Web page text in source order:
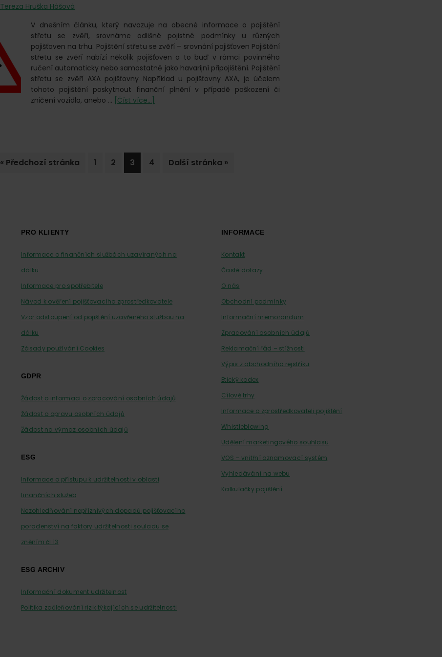
Tereza Hruška Hášová
V dnešním článku, který navazuje na obecné informace o pojištění
střetu se zvěří, srovnáme odlišné pojistné podmínky u různých
pojišťoven na trhu. Pojištění střetu se zvěří – srovnání pojišťoven Pojištění
střetu se zvěří nabízí několik pojišťoven a to buď v rámci povinného
ručení automaticky nebo samostatně jako havarijní připojištění. Pojištění
střetu se zvěří AXA pojišťovny Například u pojišťovny AXA, je účelem
tohoto pojištění poskytnout finanční plnění v případě poškození či
zničení vozidla, anebo … [Číst více...]
pojišťoven
« Jdi
Předchozí stránka
Go
1
Go
2
Go
to
3
Go
4
Jdi
Další stránka »
PRO KLIENTY
Informace o finančních službách uzavíraných na
dálku
Informace pro spotřebitele
Návod k ověření pojišťovacího zprostředkovatele
Vzor odstoupení od pojištění uzavřeného službou na
dálku
Zásady používání Cookies
GDPR
Žádost o informaci o zpracování osobních údajů
Žádost o opravu osobních údajů
Žádost na výmaz osobních údajů
ESG
Informace o přístupu k udržitelnosti v oblasti
finančních služeb
Nezohledňování nepříznivých dopadů pojišťovacího
poradenství na faktory udržitelnosti souladu se
zněním čl.13
ESG ARCHIV
Informační dokument udržitelnost
Politika začleňování rizik týkajících se udržitelnosti
INFORMACE
Kontakt
Časté dotazy
O nás
Obchodní podmínky
Informační memorandum
Zpracování osobních údajů
Reklamační řád – stížnosti
Výpis z obchodního rejstříku
Etický kodex
Cílové trhy
Informace o zprostředkovateli pojištění
Whistleblowing
Udělení marketingového souhlasu
VOS – vnitřní oznamovací systém
Vyhledávání na webu
Kalkulačky pojištění